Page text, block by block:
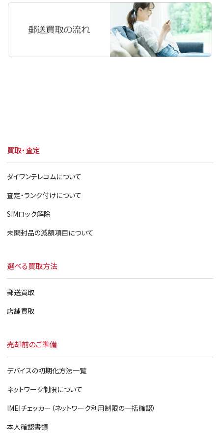
iPad Pro 12.9
iPad 第6世代 2018
iPad 第5世代 2017
iPad 第4世代
iPad 第3世代
iPad2
買取・査定
ダイワンテレコムについて
査定・ランク付けについて
SIMロック解除
未開封品の減額項目について
選べる買取方法
郵送買取
店舗買取
売却前のご準備
デバイスの初期化方法一覧
ネットワーク制限について
IMEIチェッカー（ネットワーク利用制限の一括確認）
本人確認書類